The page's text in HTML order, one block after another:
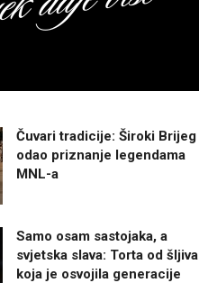
Čuvari tradicije: Široki Brijeg
odao priznanje legendama
MNL-a
Samo osam sastojaka, a
svjetska slava: Torta od šljiva
koja je osvojila generacije